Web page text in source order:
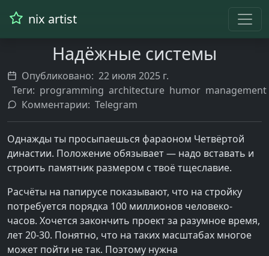
nix artist
Надёжные системы
Опубликовано: 22 июля 2025 г.
Теги: programming architecture humor management
Комментарии: Telegram
Однажды ты просыпаешься фараоном Четвёртой
династии. Положение обязывает — надо вставать и
строить памятник размером с твоё тщеславие.
Расчёты на папирусе показывают, что на стройку
потребуется порядка 100 миллионов человеко-
часов. Хочется закончить проект за разумное время,
лет 20-30. Понятно, что на таких масштабах многое
может пойти не так. Поэтому нужна